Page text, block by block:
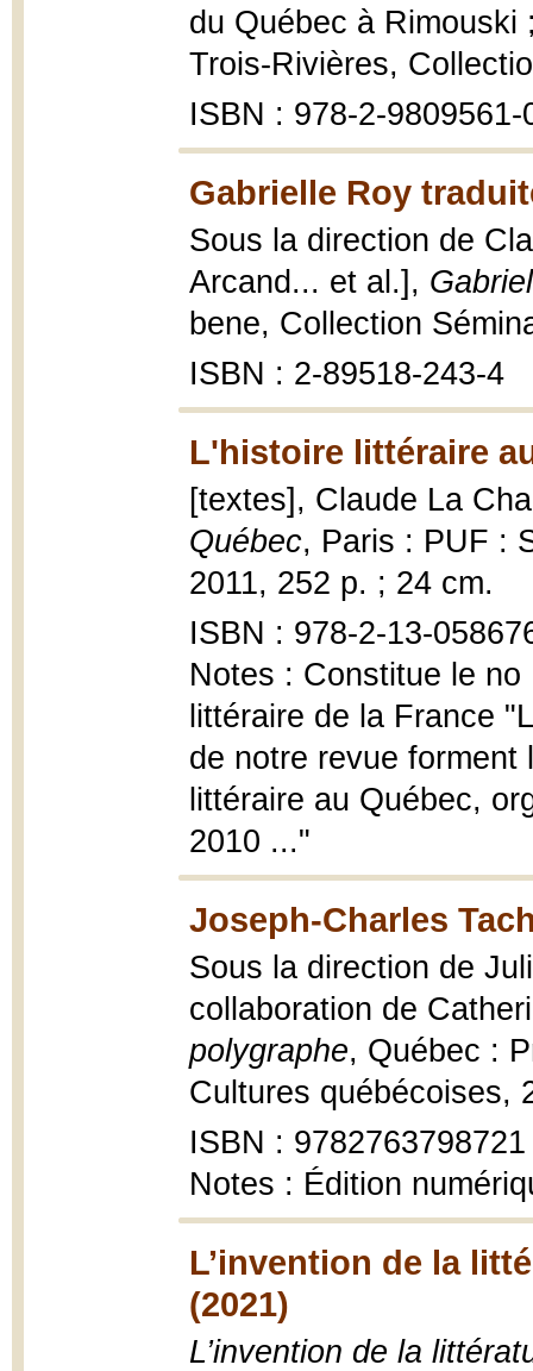
du Québec à
Trois-Rivières,
ISBN : 978-2-9809561-
Gabrielle Roy
Sous la direction de
Arcand... et al.],
bene, Collection
ISBN : 2-89518-243-4
L'histoire littéraire
[textes], Claude La
Québec, Paris : PUF :
2011, 252 p. ; 24 cm.
ISBN : 978-2-13-
Notes : Constitue le
littéraire de la France
de notre revue
littéraire au Québec,
2010 ..."
Joseph-Charles
Sous la direction de
collaboration de
polygraphe, Québec :
Cultures québécoises,
ISBN : 9782763798721
Notes : Édition
L’invention de la
(2021)
L’invention de la